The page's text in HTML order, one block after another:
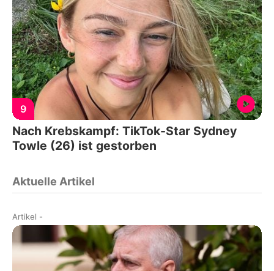
9
Nach Krebskampf: TikTok-Star Sydney
Towle (26) ist gestorben
Aktuelle Artikel
Artikel -